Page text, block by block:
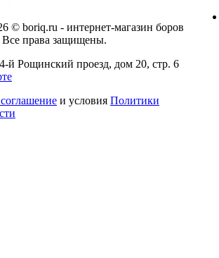
© boriq.ru - интернет-магазин боров
Все права защищены.
й Рощинский проезд, дом 20, стр. 6
и условия Политики